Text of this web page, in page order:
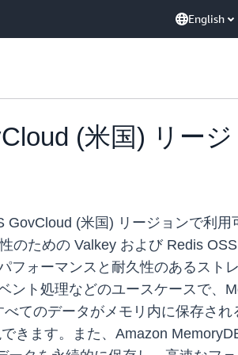
English
(米国) リー
(米国) リージョンで利
のための Valkey および Redis
フォーマンスと耐久性のあるスト
ント処理などのユースケースで、
てのデータがメモリ内に保存さ
きます。また、Amazon